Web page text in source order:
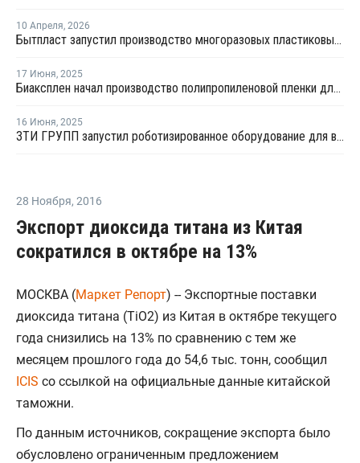
10 Апреля, 2026
Бытпласт запустил производство многоразовых пластиковых бутылок для воды
17 Июня, 2025
Биаксплен начал производство полипропиленовой пленки для запайки лотков
16 Июня, 2025
ЗТИ ГРУПП запустил роботизированное оборудование для выпуска пластиковых бочек
28 Ноября, 2016
Экспорт диоксида титана из Китая
сократился в октябре на 13%
МОСКВА (Маркет Репорт) -- Экспортные поставки
диоксида титана (TiO2) из Китая в октябре текущего
года снизились на 13% по сравнению с тем же
месяцем прошлого года до 54,6 тыс. тонн, сообщил
ICIS со ссылкой на официальные данные китайской
таможни.
По данным источников, сокращение экспорта было
обусловлено ограниченным предложением